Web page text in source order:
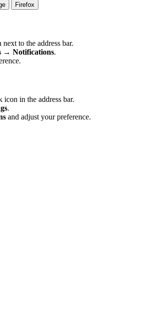
Firefox
to the address bar.
→ Notifications.
in the address bar.
.
and adjust your preference.